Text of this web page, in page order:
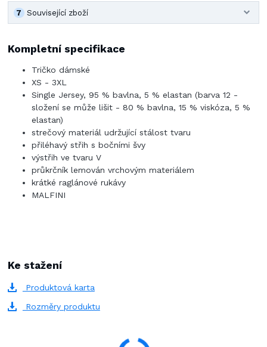
Související zboží
7
Kompletní specifikace
Tričko dámské
XS - 3XL
Single Jersey, 95 % bavlna, 5 % elastan (barva 12 -
složení se může lišit - 80 % bavlna, 15 % viskóza, 5 %
elastan)
strečový materiál udržující stálost tvaru
přiléhavý střih s bočními švy
výstřih ve tvaru V
průkrčník lemován vrchovým materiálem
krátké raglánové rukávy
MALFINI
Ke stažení
Produktová karta
Rozměry produktu